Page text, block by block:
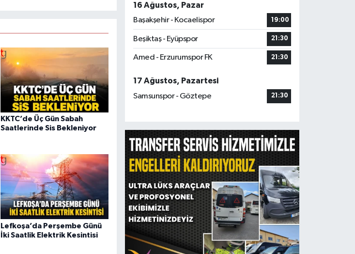
KKTC’de Üç Gün Sabah
Saatlerinde Sis Bekleniyor
Lefkoşa’da Perşembe Günü
İki Saatlik Elektrik Kesintisi
16 Ağustos, Pazar
Başakşehir - Kocaelispor
19:00
Beşiktaş - Eyüpspor 21:30
Amed - Erzurumspor FK 21:30
17 Ağustos, Pazartesi
Samsunspor - Göztepe
21:30